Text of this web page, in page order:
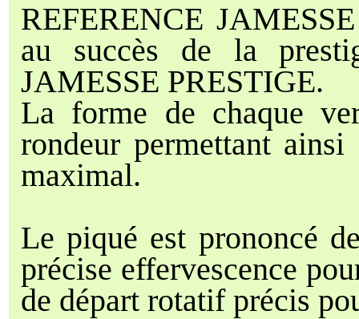
REFERENCE
au succès de la
JAMESSE PRESTIGE.
La forme de chaque
rondeur permettant
maximal.
Le piqué est prononcé
précise effervescence
de départ rotatif précis